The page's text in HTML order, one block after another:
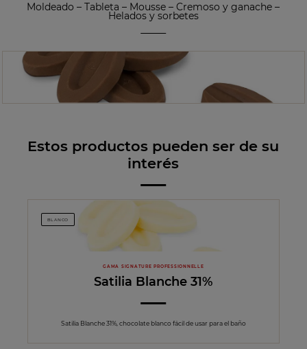
Moldeado –Tableta – Mousse –Cremoso y ganache –
Helados y sorbetes
Estos productos pueden ser de su
interés
BLANCO
GAMA SIGNATURE PROFESSIONNELLE
Satilia Blanche 31%
Satilia Blanche 31%, chocolate blanco fácil de usar para el baño